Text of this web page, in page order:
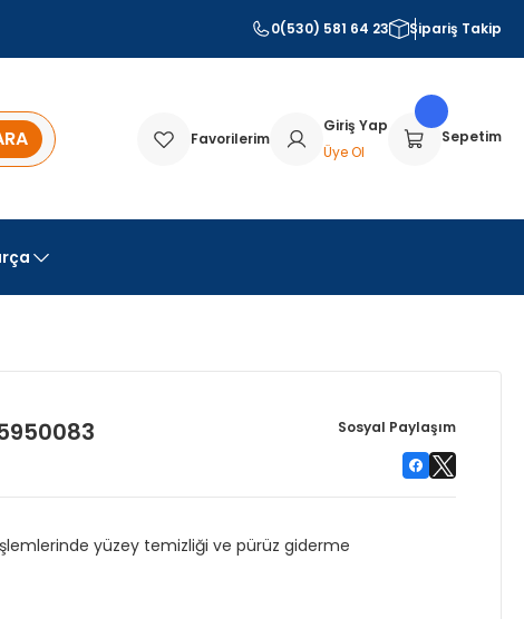
0(530) 581 64 23 Sipariş Takip
Favorilerim
Giriş Yap
Üye Ol
Sepetim
Sosyal Paylaşım
yüzey temizliği ve pürüz giderme